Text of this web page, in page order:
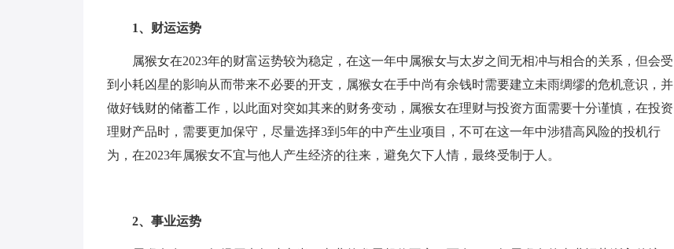
1、财运运势
属猴女在2023年的财富运势较为稳定，在这一年中属猴女与太岁之间无相冲与相合的关系，但会受
到小耗凶星的影响从而带来不必要的开支，属猴女在手中尚有余钱时需要建立未雨绸缪的危机意识，并
做好钱财的储蓄工作，以此面对突如其来的财务变动，属猴女在理财与投资方面需要十分谨慎，在投资
理财产品时，需要更加保守，尽量选择3到5年的中产生业项目，不可在这一年中涉猎高风险的投机行
为，在2023年属猴女不宜与他人产生经济的往来，避免欠下人情，最终受制于人。
2、事业运势